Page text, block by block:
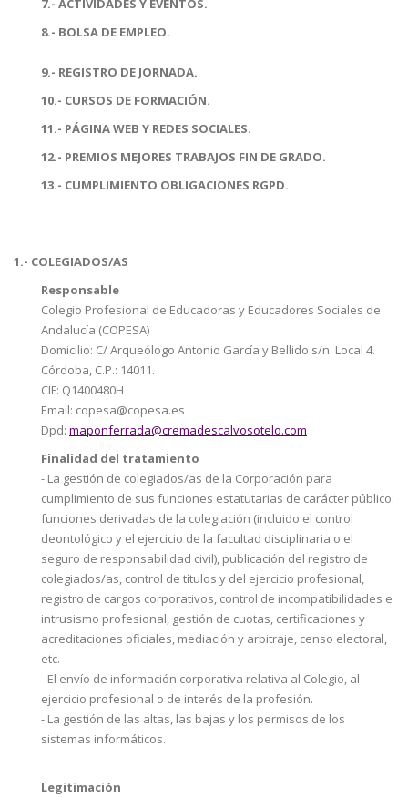
7.- ACTIVIDADES Y EVENTOS.
8.- BOLSA DE EMPLEO.
9.- REGISTRO DE JORNADA.
10.- CURSOS DE FORMACIÓN.
11.- PÁGINA WEB Y REDES SOCIALES.
12.- PREMIOS MEJORES TRABAJOS FIN DE GRADO.
13.- CUMPLIMIENTO OBLIGACIONES RGPD.
1.- COLEGIADOS/AS
Responsable
Colegio Profesional de Educadoras y Educadores Sociales de
Andalucía (COPESA)
Domicilio: C/ Arqueólogo Antonio García y Bellido s/n. Local 4.
Córdoba, C.P.: 14011.
CIF: Q1400480H
Email: copesa@copesa.es
Dpd: maponferrada@cremadescalvosotelo.com
Finalidad del tratamiento
- La gestión de colegiados/as de la Corporación para
cumplimiento de sus funciones estatutarias de carácter público:
funciones derivadas de la colegiación (incluido el control
deontológico y el ejercicio de la facultad disciplinaria o el
seguro de responsabilidad civil), publicación del registro de
colegiados/as, control de títulos y del ejercicio profesional,
registro de cargos corporativos, control de incompatibilidades e
intrusismo profesional, gestión de cuotas, certificaciones y
acreditaciones oficiales, mediación y arbitraje, censo electoral,
etc.
- El envío de información corporativa relativa al Colegio, al
ejercicio profesional o de interés de la profesión.
- La gestión de las altas, las bajas y los permisos de los
sistemas informáticos.
Legitimación